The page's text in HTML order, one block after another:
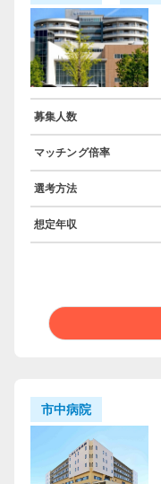
募集人数
マッチング倍率
選考方法
想定年収
市中病院